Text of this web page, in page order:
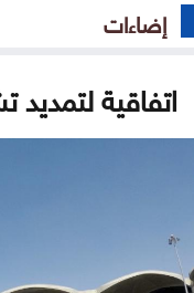
إضاءات
اتفاقية